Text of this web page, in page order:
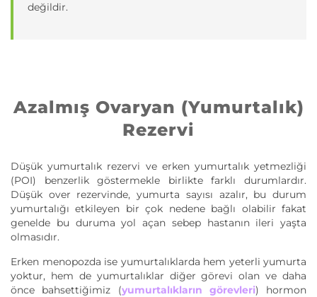
değildir.
Azalmış Ovaryan (Yumurtalık)
Rezervi
Düşük yumurtalık rezervi ve erken yumurtalık yetmezliği
(POI) benzerlik göstermekle birlikte farklı durumlardır.
Düşük over rezervinde, yumurta sayısı azalır, bu durum
yumurtalığı etkileyen bir çok nedene bağlı olabilir fakat
genelde bu duruma yol açan sebep hastanın ileri yaşta
olmasıdır.
Erken menopozda ise yumurtalıklarda hem yeterli yumurta
yoktur, hem de yumurtalıklar diğer görevi olan ve daha
önce bahsettiğimiz (yumurtalıkların görevleri) hormon